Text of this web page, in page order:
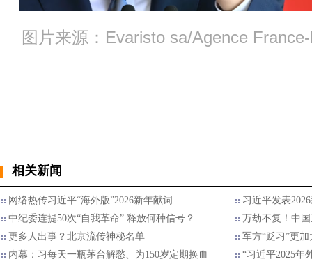
图片来源：Evaristo sa/Agence
相关新闻
网络热传习近平“海外版”2026新年献词
习近平发表
中纪委连提50次“自我革命” 释放何种信号？
万劫不复！中
更多人出事？北京流传神秘名单
军方“贬习”更加
内幕：习每天一瓶茅台解愁、为150岁定期换血
“习近平2025年